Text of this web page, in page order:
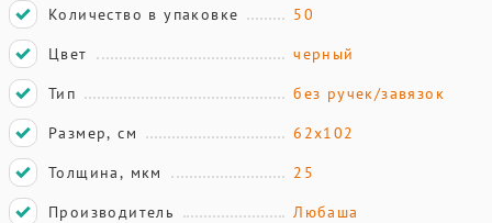
Количество в упаковке
50
Цвет
черный
Тип
без ручек/завязок
Размер, см
62х102
Толщина, мкм
25
Производитель
Любаша